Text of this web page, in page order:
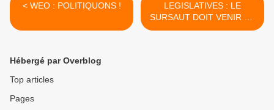
< WEO : POLITIQUONS !
LEGISLATIVES : LE
SURSAUT DOIT VENIR DE
ROUBAIX. >
Hébergé par Overblog
Top articles
Pages